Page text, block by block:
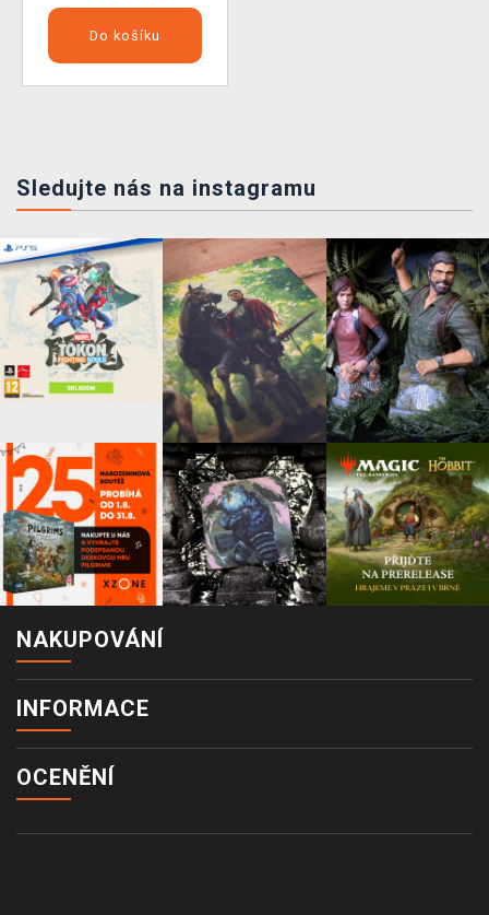
Do košíku
Sledujte nás na instagramu
NAKUPOVÁNÍ
INFORMACE
OCENĚNÍ